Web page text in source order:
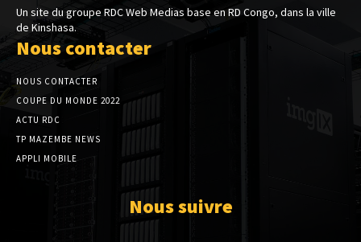
Un site du groupe RDC Web Medias base en RD Congo, dans la ville
de Kinshasa.
Nous contacter
NOUS CONTACTER
COUPE DU MONDE 2022
ACTU RDC
TP MAZEMBE NEWS
APPLI MOBILE
Nous suivre